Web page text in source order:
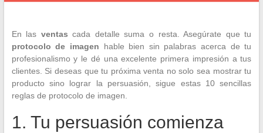
En las ventas cada detalle suma o resta. Asegúrate que tu
protocolo de imagen hable bien sin palabras acerca de tu
profesionalismo y le dé una excelente primera impresión a tus
clientes. Si deseas que tu próxima venta no solo sea mostrar tu
producto sino lograr la persuasión, sigue estas 10 sencillas
reglas de protocolo de imagen.
1. Tu persuasión comienza